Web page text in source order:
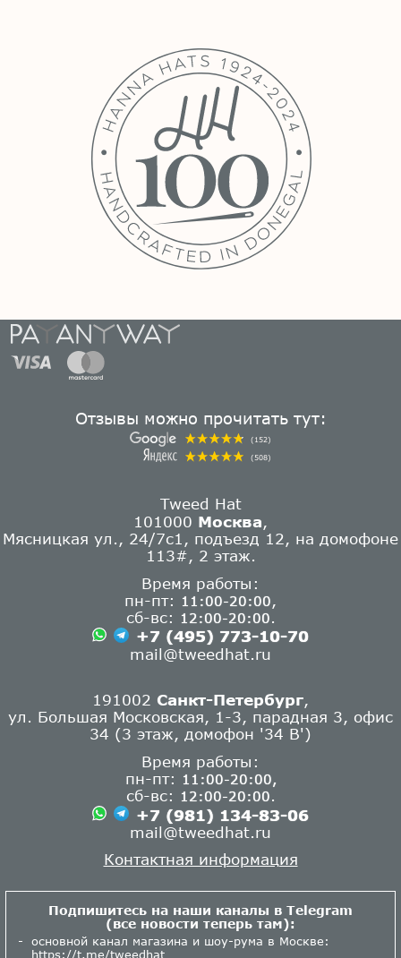
Отзывы можно прочитать тут:
(152)
(508)
Tweed Hat
101000 Москва
Мясницкая ул., 24/7с1, подъезд 12, на домофоне
113#, 2 этаж.
Время работы:
пн-пт:
11:00-20:00
сб-вс:
12:00-20:00
+7 (495) 773-10-70
mail@tweedhat.ru
191002 Санкт-Петербург
ул. Большая Московская, 1-3, парадная 3, офис
34 (3 этаж, домофон '34 В')
Время работы:
пн-пт:
11:00-20:00,
сб-вс: 12:00-20:00
+7 (981) 134-83-06
mail@tweedhat.ru
Контактная информация
Подпишитесь на наши каналы в Telegram
(все новости теперь там):
основной канал магазина и шоу-рума в Москве:
https://t.me/tweedhat